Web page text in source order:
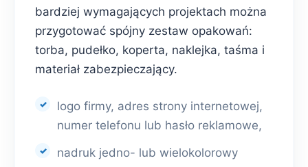
bardziej wymagających projektach można
przygotować spójny zestaw opakowań:
torba, pudełko, koperta, naklejka, taśma i
materiał zabezpieczający.
logo firmy, adres strony internetowej,
numer telefonu lub hasło reklamowe,
nadruk jedno- lub wielokolorowy